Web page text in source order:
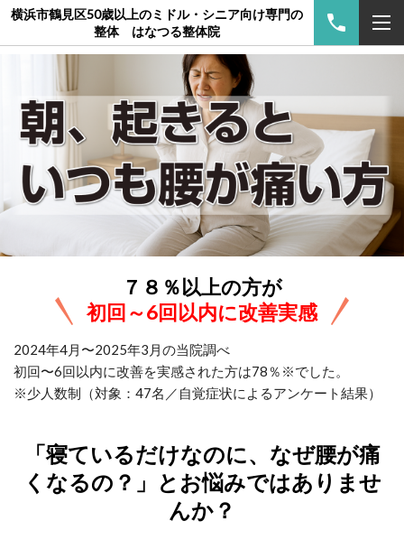
横浜市鶴見区50歳以上のミドル・シニア向け専門の
整体 はなつる整体院
７８％以上の方が
初回～6回以内に改善実感
2024年4月〜2025年3月の当院調べ
初回〜6回以内に改善を実感された方は78％※でした。
※少人数制（対象：47名／自覚症状によるアンケート結果）
「寝ているだけなのに、なぜ腰が痛
くなるの？」とお悩みではありませ
んか？